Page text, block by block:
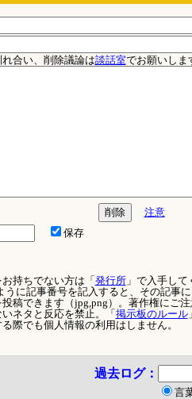
合い、削除議論は談話室でお願いしま
注意
保存
持ちでない方は「 発行所」で入手して
うに記事番号を記入すると、その記事に
稿できます（jpg,png）。著作権にご注
ネタと反応を禁止。「 掲示板のルール」
際でも個人情報の利用はしません。
過去ログ：
言